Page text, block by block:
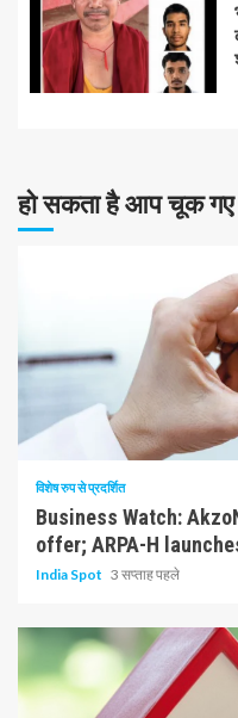
हो सकता है आप चूक गए
10 न्यूनतम पढ़ा
विशेष रुप से प्रदर्शित
Business Watch:
offer; ARPA-H
India Spot 3 सप्ताह पहले